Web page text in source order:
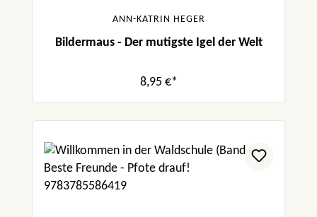
ANN-KATRIN HEGER
Bildermaus - Der mutigste Igel der Welt
8,95 €*